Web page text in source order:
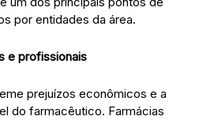
por entidades da área.
e profissionais
prejuízos econômicos e a
do farmacêutico. Farmácias